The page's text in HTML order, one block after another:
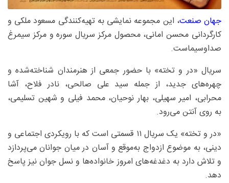
جهان صنعت، این مجموعه نمایشی به تهیه‌کنندگی مسعود ملکی و
کارگردانی محسن امانی، محصول مرکز سریال سوره و مرکز سیمرغ
صداوسیماست.
سریال «در و تخته» با حضور جمعی از هنرمندان شناخته‌شده و
چهره‌های جدید، از جمله سید علی صالحی، نادر فلاح، آشا
محرابی، امیر سهیلی، بهار نوحیان، محمد فیلی و شهین تسلیمی،
به روی آنتن می‌رود.
«در و تخته» یک سریال ۱۱ قسمتی است که با رویکردی اجتماعی و
دینی، به موضوع ازدواج به‌موقع و آسان در میان جوانان می‌پردازد
و تلاش دارد به دغدغه‌های امروز خانواده‌ها و نسل جوان نیز پاسخ
دهد.